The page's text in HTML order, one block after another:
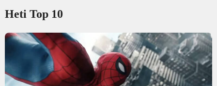
Heti Top 10